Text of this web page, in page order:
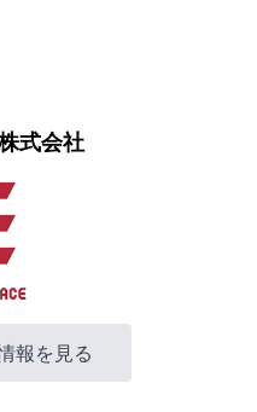
式会社
報を見る